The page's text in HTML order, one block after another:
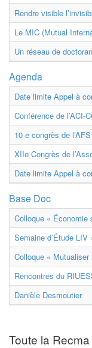
Rendre visible
Le MIC (Mutual
Un réseau de
Agenda
Date limite Appel à
Conférence de l’ACI-
10 e congrès de
XIIe Congrès de
Date limite Appel à
Base Doc
Colloque « Économie
Semaine d’Étude
Colloque «
Rencontres du
Danièle Desmoutier
Toute la Recma